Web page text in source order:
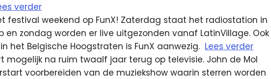
verder
festival weekend op FunX! Zaterdag staat het radiostation in
en zondag worden er live uitgezonden vanaf LatinVillage. Ook
het Belgische Hoogstraten is FunX aanwezig. Lees verder
mogelijk na ruim twaalf jaar terug op televisie. John de Mol
voorbereiden van de muziekshow waarin sterren worden